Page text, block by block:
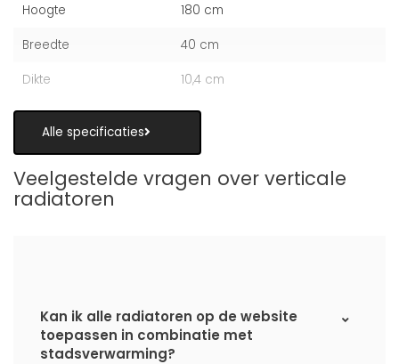
Hoogte 180 cm
Breedte 40 cm
Dikte 10,4 cm
Alle specificaties
Veelgestelde vragen over verticale
radiatoren
Kan ik alle radiatoren op de website
toepassen in combinatie met
stadsverwarming?